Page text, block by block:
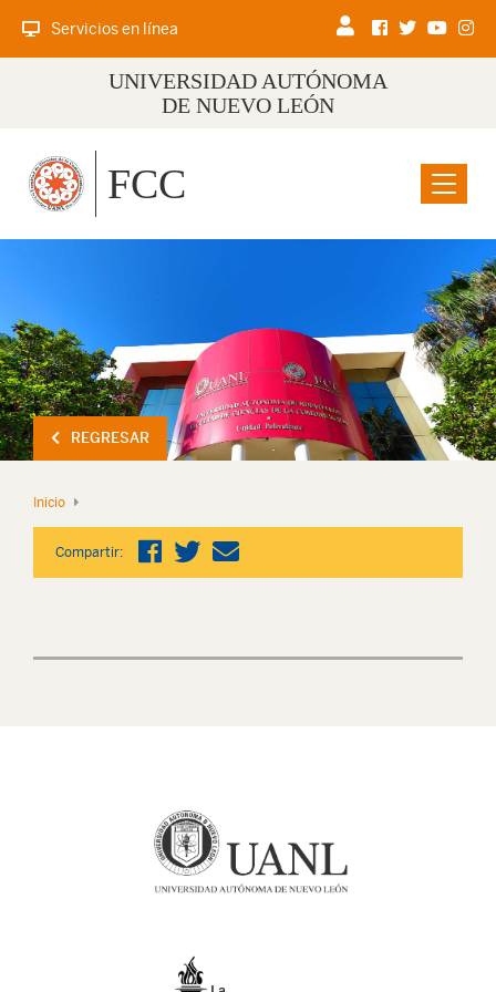
Servicios en línea
UNIVERSIDAD AUTÓNOMA
DE NUEVO LEÓN
Menu
FCC
REGRESAR
Inicio
Compartir: